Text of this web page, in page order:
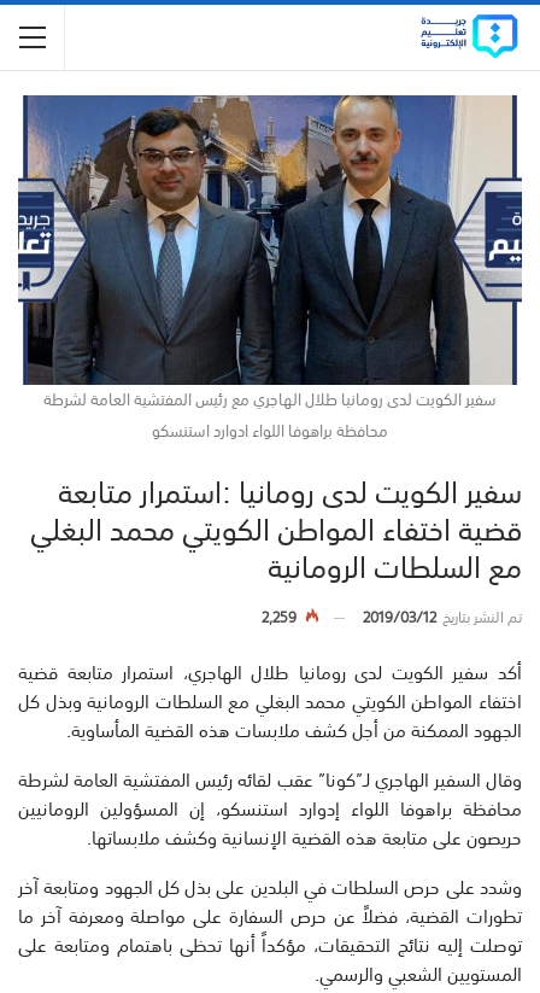
سفير الكويت لدى رومانيا طلال الهاجري مع رئيس المفتشية العامة لشرطة
محافظة براهوفا اللواء ادوارد استنسكو
سفير الكويت لدى رومانيا :استمرار متابعة
قضية اختفاء المواطن الكويتي محمد البغلي
مع السلطات الرومانية
تم النشر بتاريخ2019/03/12
2,259
أكد سفير الكويت لدى رومانيا طلال الهاجري، استمرار متابعة قضية
اختفاء المواطن الكويتي محمد البغلي مع السلطات الرومانية وبذل كل
الجهود الممكنة من أجل كشف ملابسات هذه القضية المأساوية.
وقال السفير الهاجري لـ”كونا” عقب لقائه رئيس المفتشية العامة لشرطة
محافظة براهوفا اللواء إدوارد استنسكو، إن المسؤولين الرومانيين
حريصون على متابعة هذه القضية الإنسانية وكشف ملابساتها.
وشدد على حرص السلطات في البلدين على بذل كل الجهود ومتابعة آخر
تطورات القضية، فضلاً عن حرص السفارة على مواصلة ومعرفة آخر ما
توصلت إليه نتائج التحقيقات، مؤكداً أنها تحظى باهتمام ومتابعة على
المستويين الشعبي والرسمي.